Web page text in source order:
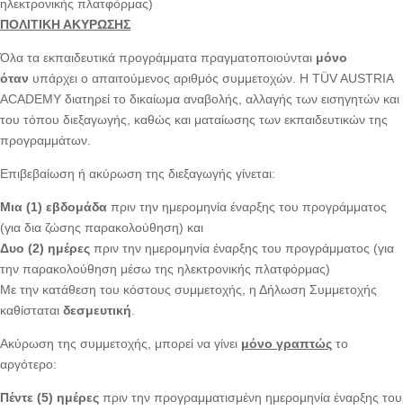
ηλεκτρονικής πλατφόρμας)
ΠΟΛΙΤΙΚΗ ΑΚΥΡΩΣΗΣ
Όλα τα εκπαιδευτικά προγράμματα πραγματοποιούνται μόνο
όταν υπάρχει ο απαιτούμενος αριθμός συμμετοχών. Η TÜV AUSTRIA
ACADEMY διατηρεί το δικαίωμα αναβολής, αλλαγής των εισηγητών και
του τόπου διεξαγωγής, καθώς και ματαίωσης των εκπαιδευτικών της
προγραμμάτων.
Επιβεβαίωση ή ακύρωση της διεξαγωγής γίνεται:
Μια (1) εβδομάδα πριν την ημερομηνία έναρξης του προγράμματος
(για δια ζώσης παρακολούθηση) και
Δυο (2) ημέρες πριν την ημερομηνία έναρξης του προγράμματος (για
την παρακολούθηση μέσω της ηλεκτρονικής πλατφόρμας)
Με την κατάθεση του κόστους συμμετοχής, η Δήλωση Συμμετοχής
καθίσταται δεσμευτική
Ακύρωση της συμμετοχής, μπορεί να γίνει μόνο γραπτώς το
αργότερο:
Πέντε (5) ημέρες πριν την προγραμματισμένη ημερομηνία έναρξης του